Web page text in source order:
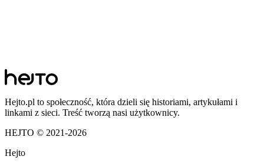
Hejto.pl to społeczność, która dzieli się historiami, artykułami i
linkami z sieci. Treść tworzą nasi użytkownicy.
HEJTO © 2021-2026
Hejto